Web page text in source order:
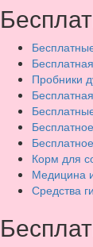
Пробники
Корм для
Медицина
Средства